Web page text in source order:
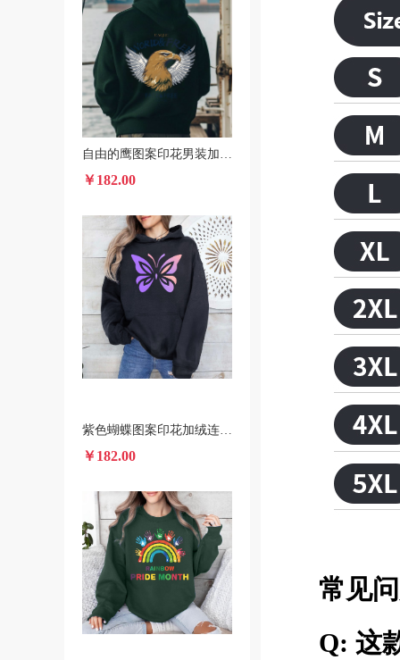
自由的鹰图案印花男装加绒连帽衫 美国本土发货秋冬款卫衣
￥182.00
紫色蝴蝶图案印花加绒连帽衫 跨境一件代发男女装秋冬款卫衣
￥182.00
常见
Q: 这